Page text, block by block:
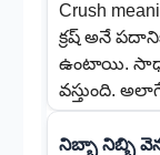
Crush
క్రష్ అనే
ఉంటాయి.
వస్తుంది.
నిబ్బా నిబ్బి